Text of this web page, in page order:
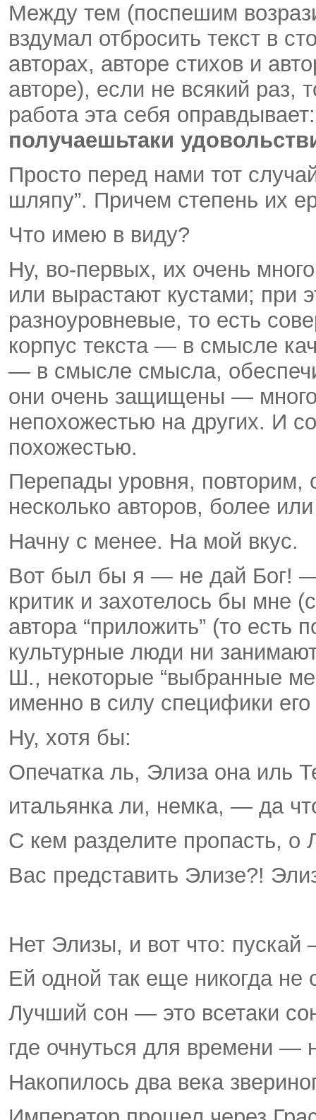
Между тем (поспешим
вздумал отбросить текст в
авторах, авторе стихов и
авторе), если не всякий раз,
работа эта себя
получаешь­таки
Просто перед нами тот
шляпу”. Причем степень их
Что имею в виду?
Ну, во-первых, их очень
или вырастают кустами; при
разноуровневые, то есть
корпус текста — в смысле
— в смысле смысла,
они очень защищены —
непохожестью на других. И
похожестью.
Перепады уровня, повторим,
несколько авторов, более
Начну с менее. На мой вкус.
Вот был бы я — не дай Бог!
критик и захотелось бы мне
автора “приложить” (то есть
культурные люди ни
Ш., некоторые “выбранные
именно в силу специфики
Ну, хотя бы:
Опечатка ль, Элиза она иль
итальянка ли, немка, — да
С кем разделите пропасть, о
Вас представить Элизе?!
Нет Элизы, и вот что:
Ей одной так еще никогда не
Лучший сон — это все­таки
где очнуться для времени —
Накопилось два века